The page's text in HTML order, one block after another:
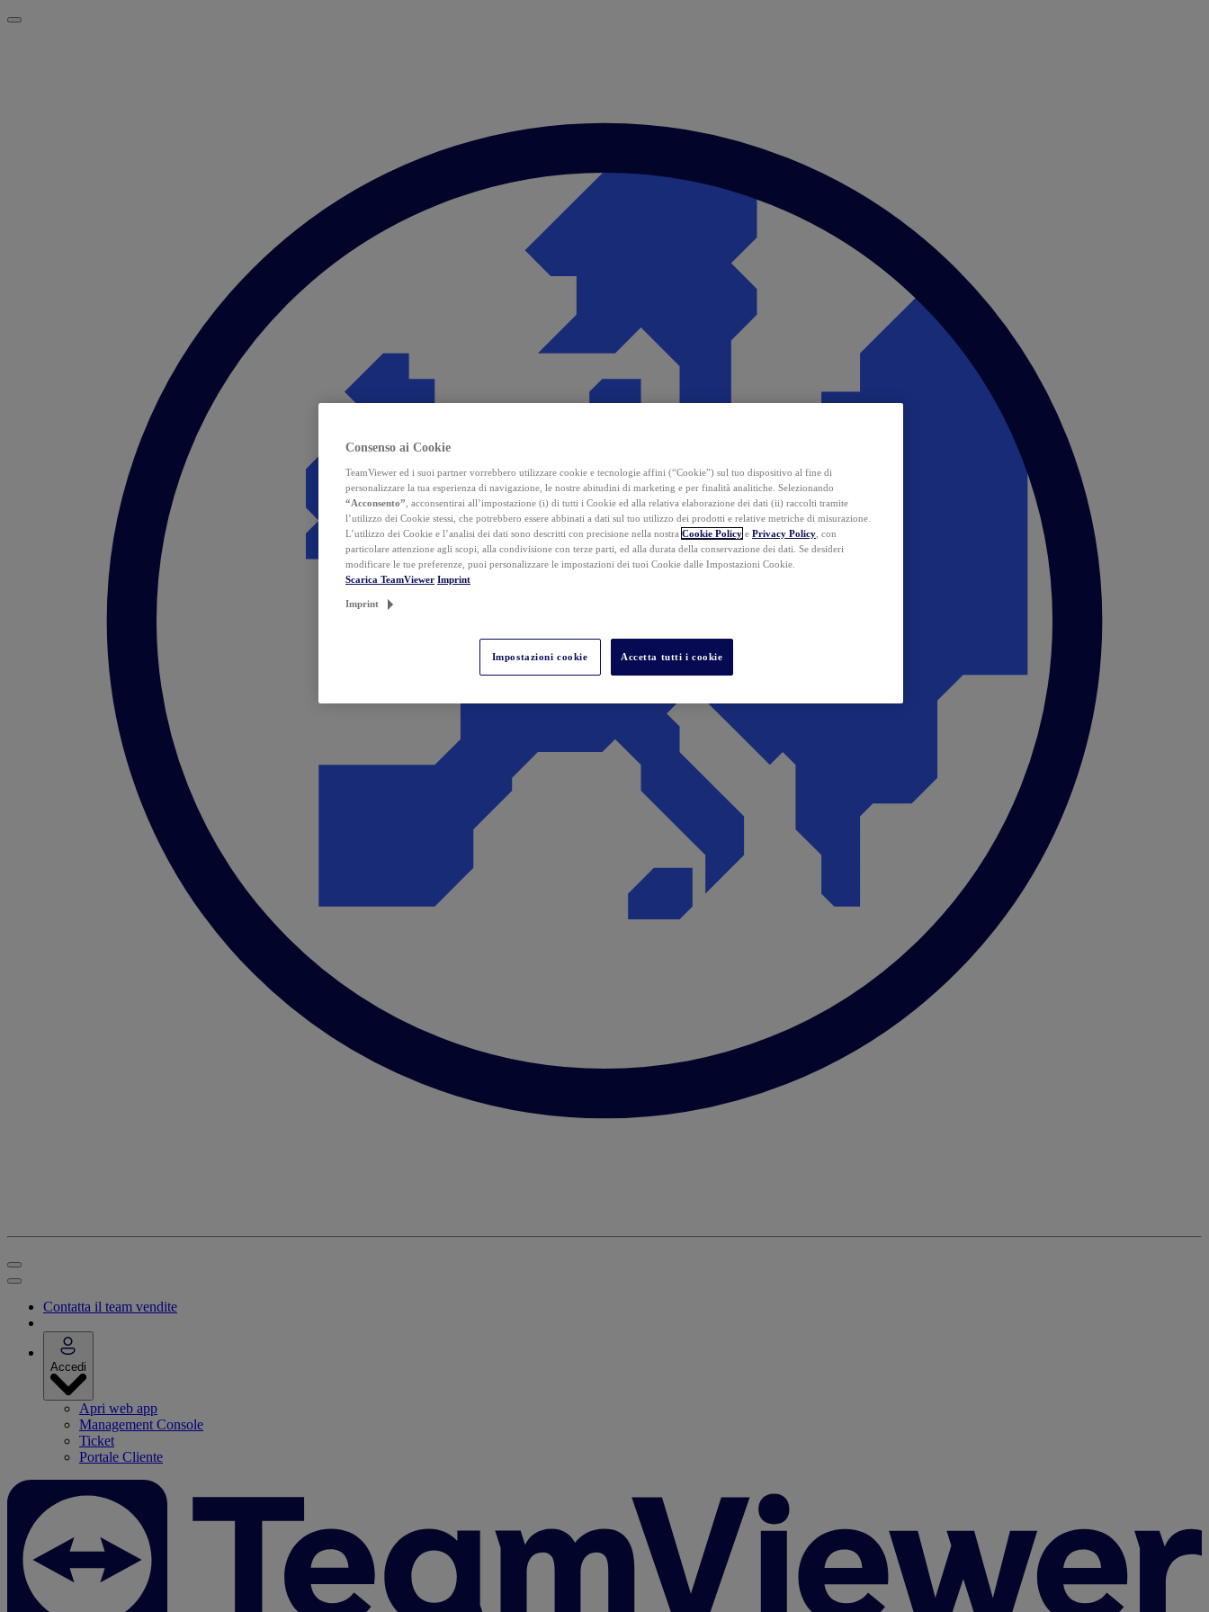
Contatta il team vendite
Accedi
Apri web app
Management Console
Ticket
Portale Cliente
Consenso ai Cookie
TeamViewer ed i suoi partner vorrebbero utilizzare cookie e tecnologie affini (“Cookie”) sul tuo dispositivo al fine di
personalizzare la tua esperienza di navigazione, le nostre abitudini di marketing e per finalità analitiche. Selezionando
“Acconsento” , acconsentirai all’impostazione (i) di tutti i Cookie ed alla relativa elaborazione dei dati (ii) raccolti tramite
l’utilizzo dei Cookie stessi, che potrebbero essere abbinati a dati sul tuo utilizzo dei prodotti e relative metriche di misurazione.
L’utilizzo dei Cookie e l’analisi dei dati sono descritti con precisione nella nostra Cookie Policy e Privacy Policy , con
particolare attenzione agli scopi, alla condivisione con terze parti, ed alla durata della conservazione dei dati. Se desideri
modificare le tue preferenze, puoi personalizzare le impostazioni dei tuoi Cookie dalle Impostazioni Cookie.
Scarica TeamViewer Imprint
Imprint
Impostazioni cookie Accetta tutti i cookie